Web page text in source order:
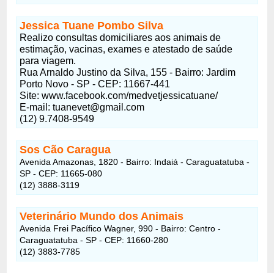
Jessica Tuane Pombo Silva
Realizo consultas domiciliares aos animais de
estimação, vacinas, exames e atestado de saúde
para viagem.
Rua Arnaldo Justino da Silva, 155 - Bairro: Jardim
Porto Novo - SP - CEP: 11667-441
Site: www.facebook.com/medvetjessicatuane/
E-mail: tuanevet@gmail.com
(12) 9.7408-9549
Sos Cão Caragua
Avenida Amazonas, 1820 - Bairro: Indaiá - Caraguatatuba -
SP - CEP: 11665-080
(12) 3888-3119
Veterinário Mundo dos Animais
Avenida Frei Pacífico Wagner, 990 - Bairro: Centro -
Caraguatatuba - SP - CEP: 11660-280
(12) 3883-7785